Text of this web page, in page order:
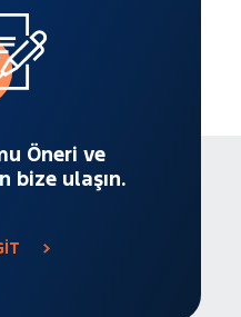
Öneri ve
bize ulaşın.